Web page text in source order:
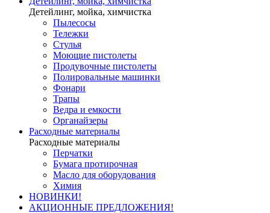
Детейлинг, мойка, химчистка
Пылесосы
Тележки
Стулья
Моющие пистолеты
Продувочные пистолеты
Полировальные машинки
Фонари
Трапы
Ведра и емкости
Органайзеры
Расходные материалы
Расходные материалы
Перчатки
Бумага протирочная
Масло для оборудования
Химия
НОВИНКИ!
АКЦИОННЫЕ ПРЕДЛОЖЕНИЯ!